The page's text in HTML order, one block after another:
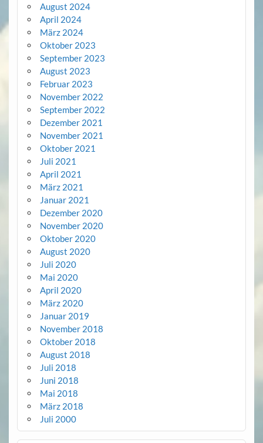
August 2024
April 2024
März 2024
Oktober 2023
September 2023
August 2023
Februar 2023
November 2022
September 2022
Dezember 2021
November 2021
Oktober 2021
Juli 2021
April 2021
März 2021
Januar 2021
Dezember 2020
November 2020
Oktober 2020
August 2020
Juli 2020
Mai 2020
April 2020
März 2020
Januar 2019
November 2018
Oktober 2018
August 2018
Juli 2018
Juni 2018
Mai 2018
März 2018
Juli 2000